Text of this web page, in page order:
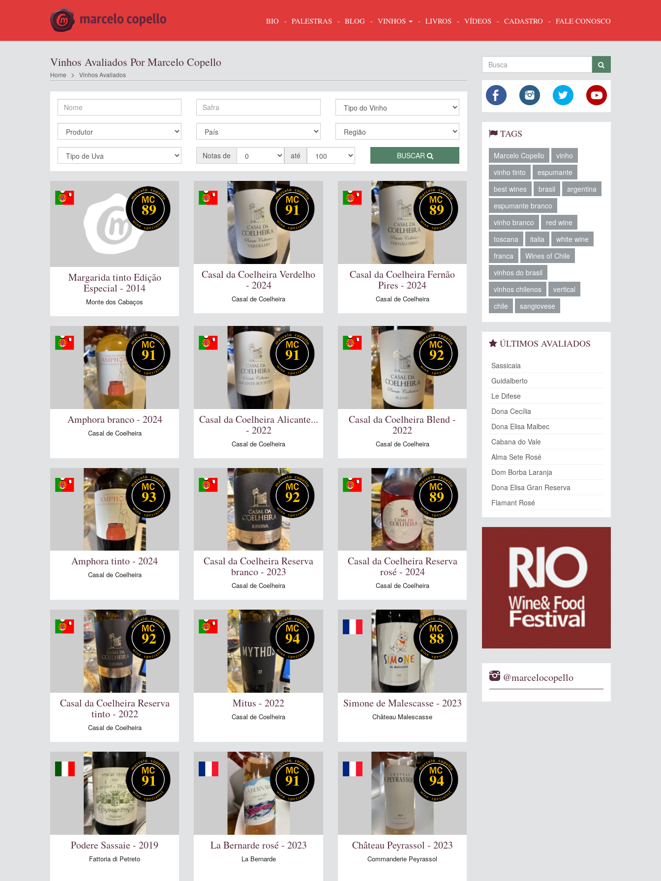
BIO PALESTRAS BLOG VINHOS LIVROS VÍDEOS CADASTRO FALE CONOSCO
Vinhos Avaliados Por Marcelo Copello
Home Vinhos Avaliados
Notas de até BUSCAR
89
Margarida tinto Edição
Especial - 2014
Monte dos Cabaços
91
Casal da Coelheira Verdelho
- 2024
Casal de Coelheira
89
Casal da Coelheira Fernão
Pires - 2024
Casal de Coelheira
91
Amphora branco - 2024
Casal de Coelheira
91
Casal da Coelheira Alicante...
- 2022
Casal de Coelheira
92
Casal da Coelheira Blend -
2022
Casal de Coelheira
93
Amphora tinto - 2024
Casal de Coelheira
92
Casal da Coelheira Reserva
branco - 2023
Casal de Coelheira
89
Casal da Coelheira Reserva
rosé - 2024
Casal de Coelheira
92
Casal da Coelheira Reserva
tinto - 2022
Casal de Coelheira
94
Mitus - 2022
Casal de Coelheira
88
Simone de Malescasse - 2023
Château Malescasse
91
Podere Sassaie - 2019
Fattoria di Petreto
91
La Bernarde rosé - 2023
La Bernarde
94
Château Peyrassol - 2023
Commanderie Peyrassol
TAGS
Marcelo Copello
vinho
vinho tinto
espumante
best wines
brasil
argentina
espumante branco
vinho branco
red wine
toscana
italia
white wine
franca
Wines of Chile
vinhos do brasil
vinhos chilenos
vertical
chile
sangiovese
ÚLTIMOS AVALIADOS
Sassicaia
Guidalberto
Le Difese
Dona Cecília
Dona Elisa Malbec
Cabana do Vale
Alma Sete Rosé
Dom Borba Laranja
Dona Elisa Gran Reserva
Flamant Rosé
@marcelocopello